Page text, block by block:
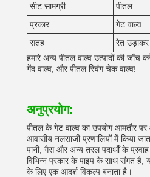
सीट सामग्री
पीतल
प्रकार
गेट वाल्व
सतह
रेत
हमारे अन्य पीतल वाल्व उत्पादों की जाँच
गेंद वाल्व, और पीतल स्विंग चेक वाल्व!
अनुप्रयोग:
पीतल के गेट वाल्व का उपयोग आमतौर पर
आवासीय नलसाजी प्रणालियों में किया
पानी, गैस और अन्य तरल पदार्थों के
विभिन्न प्रकार के पाइप के साथ संगत है,
के लिए एक आदर्श विकल्प बनाता है।